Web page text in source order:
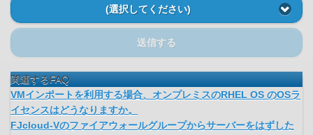
(選択してください)
送信する
関連するFAQ
VMインポートを利用する場合、オンプレミスのRHEL OS のOSラ
イセンスはどうなりますか。
FJcloud-Vのファイアウォールグループからサーバーをはずした